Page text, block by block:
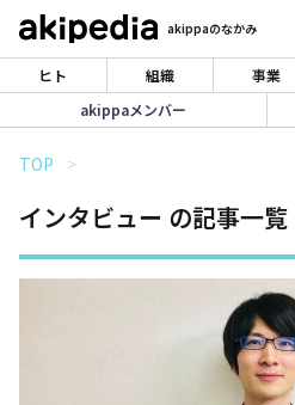
akippaのなかみ
ヒト 組織 事業
akippaメンバー
TOP
インタビュー の記事一覧